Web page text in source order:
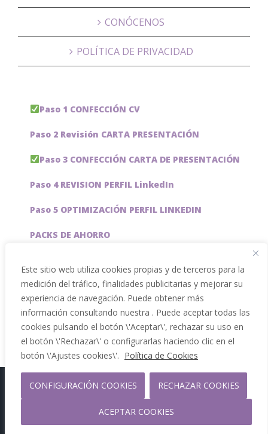
Este sitio web utiliza cookies propias y de terceros para la
medición del tráfico, finalidades publicitarias y mejorar su
experiencia de navegación. Puede obtener más
información consultando nuestra . Puede aceptar todas las
cookies pulsando el botón \'Aceptar\', rechazar su uso en
el botón \'Rechazar\' o configurarlas haciendo clic en el
botón \'Ajustes cookies\'. Política de Cookies
CONFIGURACIÓN COOKIES RECHAZAR COOKIES
ACEPTAR COOKIES
CONÓCENOS
POLÍTICA DE PRIVACIDAD
Paso 1 CONFECCIÓN CV
Paso 2 Revisión CARTA PRESENTACIÓN
Paso 3 CONFECCIÓN CARTA DE PRESENTACIÓN
Paso 4 REVISION PERFIL LinkedIn
Paso 5 OPTIMIZACIÓN PERFIL LINKEDIN
PACKS DE AHORRO
Servicios especiales
Copyright 2012 - 2026 |
Facebook
Phone